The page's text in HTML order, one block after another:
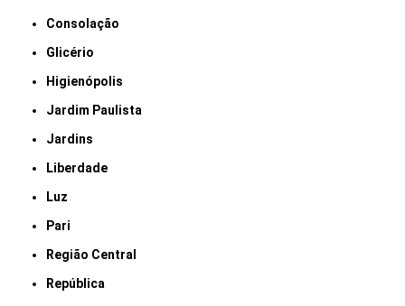
Consolação
Glicério
Higienópolis
Jardim Paulista
Jardins
Liberdade
Luz
Pari
Região Central
República